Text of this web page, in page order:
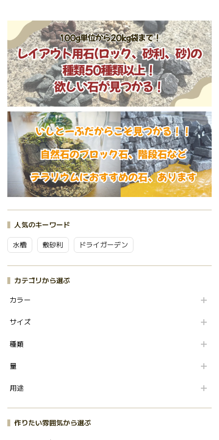
人気のキーワード
水槽 敷砂利 ドライガーデン
カテゴリから選ぶ
カラー
サイズ
種類
量
用途
作りたい雰囲気から選ぶ